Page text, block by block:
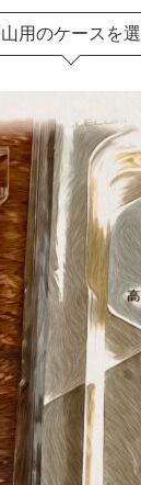
用のケースを選